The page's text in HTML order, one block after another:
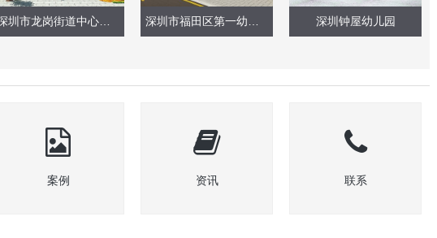
深圳钟屋幼儿园
案例 资讯 联系